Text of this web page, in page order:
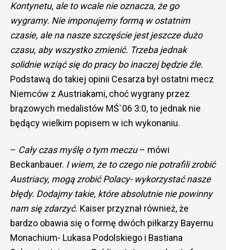
Kontynetu, ale to wcale nie oznacza, że go
wygramy. Nie imponujemy formą w ostatnim
czasie, ale na nasze szczęście jest jeszcze dużo
czasu, aby wszystko zmienić. Trzeba jednak
solidnie wziąć się do pracy bo inaczej będzie źle.
Podstawą do takiej opinii Cesarza był ostatni mecz
Niemców z Austriakami, choć wygrany przez
brązowych medalistów MŚ`06 3:0, to jednak nie
będący wielkim popisem w ich wykonaniu.
– Cały czas myślę o tym meczu– mówi
Beckanbauer. I wiem, że to czego nie potrafili zrobić
Austriacy, mogą zrobić Polacy- wykorzystać nasze
błędy. Dodajmy takie, które absolutnie nie powinny
nam się zdarzyć. Kaiser przyznał również, że
bardzo obawia się o formę dwóch piłkarzy Bayernu
Monachium- Lukasa Podolskiego i Bastiana